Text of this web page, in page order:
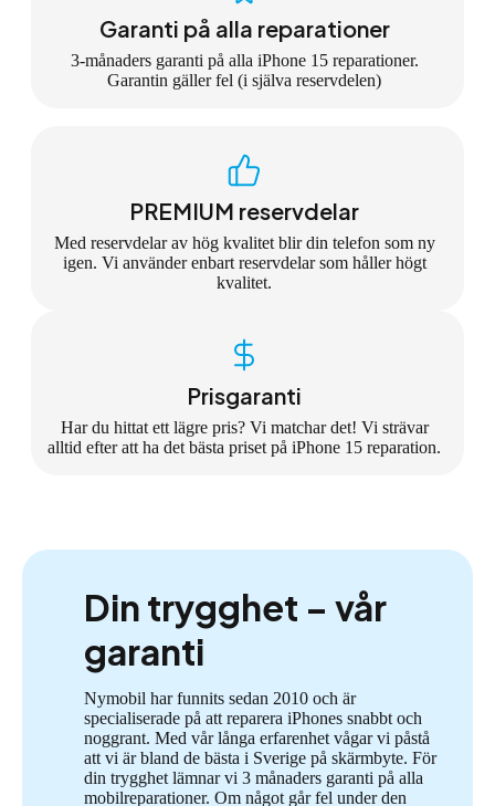
Garanti på alla reparationer
3-månaders garanti på alla iPhone 15 reparationer.
Garantin gäller fel (i själva reservdelen)
PREMIUM reservdelar
Med reservdelar av hög kvalitet blir din telefon som ny
igen. Vi använder enbart reservdelar som håller högt
kvalitet.
Prisgaranti
Har du hittat ett lägre pris? Vi matchar det! Vi strävar
alltid efter att ha det bästa priset på iPhone 15 reparation.
Din trygghet – vår
garanti
Nymobil har funnits sedan 2010 och är
specialiserade på att reparera iPhones snabbt och
noggrant. Med vår långa erfarenhet vågar vi påstå
att vi är bland de bästa i Sverige på skärmbyte. För
din trygghet lämnar vi 3 månaders garanti på alla
mobilreparationer. Om något går fel under den